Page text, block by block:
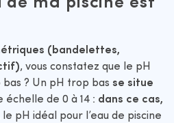
(bandelettes,
, vous constatez que le pH
? Un pH trop bas se situe
échelle de 0 à 14 : dans ce cas,
le pH idéal pour l’eau de piscine